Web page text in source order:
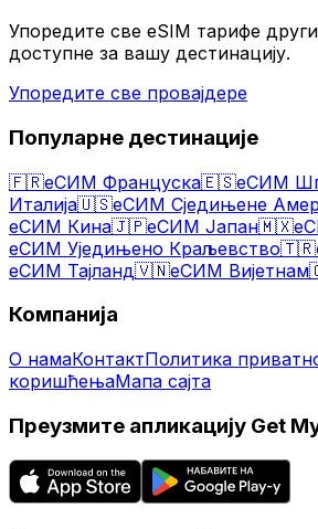
Упоредите све eSIM тарифе
доступне за вашу дестинацију.
Упоредите све провајдере
Популарне дестинације
🇫🇷еСИМ Француска🇪🇸еСИМ
Италија🇺🇸еСИМ Сједињене
еСИМ Кина🇯🇵еСИМ Јапан🇲🇽
еСИМ Уједињено Краљевство🇹🇷
еСИМ Тајланд🇻🇳еСИМ Вијетнам
Компанија
О намаКонтактПолитика
коришћењаМапа сајта
Преузмите апликацију Get